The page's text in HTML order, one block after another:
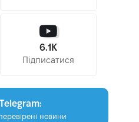
6.1K
Підписатися
новини